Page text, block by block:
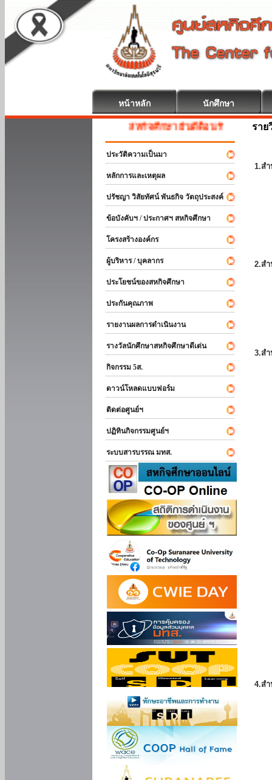
หน้าหลัก นักศึกษา
สหกิจศึกษา ยินดีต้อนรับ
ประวัติความเป็นมา
หลักการและเหตุผล
ปรัชญา วิสัยทัศน์ พันธกิจ วัตถุประสงค์
ข้อบังคับฯ / ประกาศฯ สหกิจศึกษา
โครงสร้างองค์กร
ผู้บริหาร / บุคลากร
ประโยชน์ของสหกิจศึกษา
ประกันคุณภาพ
รายงานผลการดำเนินงาน
รางวัลนักศึกษาสหกิจศึกษาดีเด่น
กิจกรรม 5ส.
ดาวน์โหลดแบบฟอร์ม
ติดต่อศูนย์ฯ
ปฏิทินกิจกรรมศูนย์ฯ
ระบบสารบรรณ มทส.
ราย
1.ส
2.ส
3.ส
4.ส